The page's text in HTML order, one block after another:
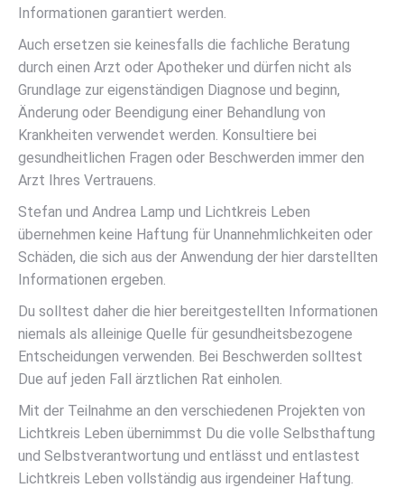
Informationen garantiert werden.
Auch ersetzen sie keinesfalls die fachliche Beratung
durch einen Arzt oder Apotheker und dürfen nicht als
Grundlage zur eigenständigen Diagnose und beginn,
Änderung oder Beendigung einer Behandlung von
Krankheiten verwendet werden. Konsultiere bei
gesundheitlichen Fragen oder Beschwerden immer den
Arzt Ihres Vertrauens.
Stefan und Andrea Lamp und Lichtkreis Leben
übernehmen keine Haftung für Unannehmlichkeiten oder
Schäden, die sich aus der Anwendung der hier darstellten
Informationen ergeben.
Du solltest daher die hier bereitgestellten Informationen
niemals als alleinige Quelle für gesundheitsbezogene
Entscheidungen verwenden. Bei Beschwerden solltest
Due auf jeden Fall ärztlichen Rat einholen.
Mit der Teilnahme an den verschiedenen Projekten von
Lichtkreis Leben übernimmst Du die volle Selbsthaftung
und Selbstverantwortung und entlässt und entlastest
Lichtkreis Leben vollständig aus irgendeiner Haftung.